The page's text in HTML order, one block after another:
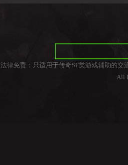
法律免责：只适用于传奇SF类游戏辅助的
All